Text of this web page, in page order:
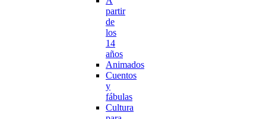
partir
de
los
14
años
Animados
Cuentos
y
fábulas
Cultura